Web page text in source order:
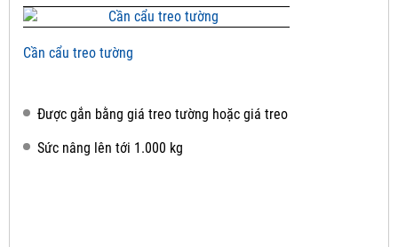
Cần cẩu treo tường
Được gắn bằng giá treo tường hoặc giá treo
Sức nâng lên tới 1.000 kg